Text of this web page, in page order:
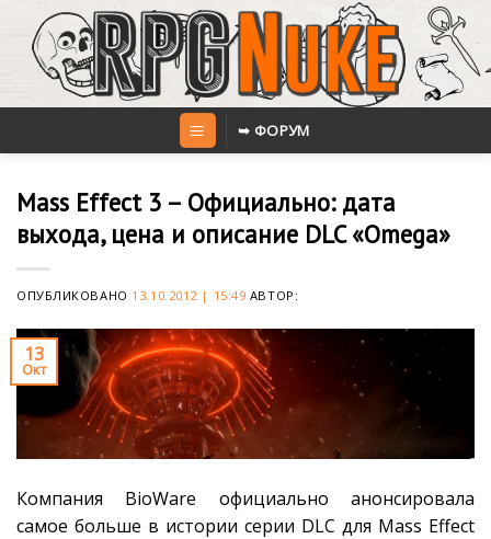
content
➥ ФОРУМ
Mass Effect 3 – Официально: дата
выхода, цена и описание DLC «Omega»
ОПУБЛИКОВАНО 13.10.2012 | 15:49 АВТОР:
13
Окт
Компания BioWare официально анонсировала
самое больше в истории серии DLC для Mass Effect